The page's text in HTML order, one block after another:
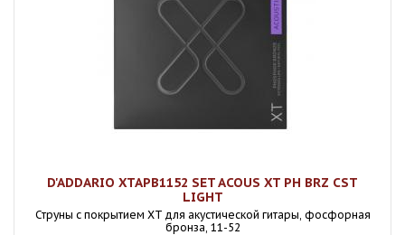
D'ADDARIO XTAPB1152 SET ACOUS XT PH BRZ CST
LIGHT
Струны с покрытием XT для акустической гитары, фосфорная
бронза, 11-52